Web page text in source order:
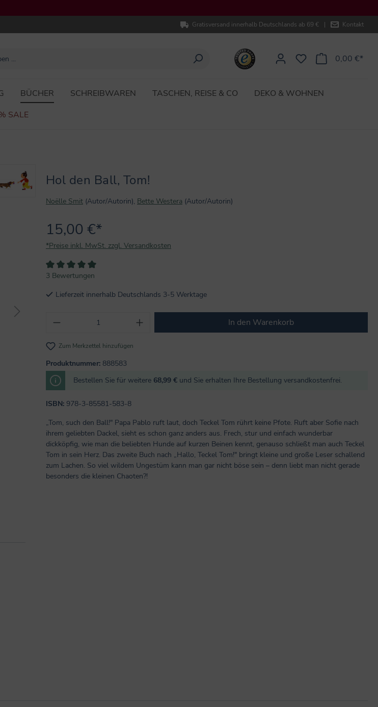
Gratisversand innerhalb Deutschlands ab 69 € | Kontakt
0,00 €*
BÜCHER SCHREIBWAREN TASCHEN, REISE & CO
DEKO & WOHNEN
SALE
Hol den Ball, Tom!
Noëlle Smit (Autor/Autorin), Bette Westera (Autor/Autorin)
15,00 €*
*Preise inkl. MwSt. zzgl. Versandkosten
Durchschnittliche Bewertung von 5 von 5 Sternen
3 Bewertungen
Lieferzeit innerhalb Deutschlands 3-5 Werktage
Produkt Anzahl: Gib den gewünschten Wert ein oder
In den Warenkorb
Zum Merkzettel hinzufügen
Produktnummer: 888583
Bestellen Sie für weitere 68,99 € und Sie erhalten Ihre Bestellung versandkostenfrei.
ISBN: 978-3-85581-583-8
„Tom, such den Ball!" Papa Pablo ruft laut, doch Teckel Tom rührt keine Pfote. Ruft aber Sofie nach
ihrem geliebten Dackel, sieht es schon ganz anders aus. Frech, stur und einfach wunderbar
dickköpfig, wie man die beliebten Hunde auf kurzen Beinen kennt, genauso schließt man auch Teckel
Tom in sein Herz. Das zweite Buch nach „Hallo, Teckel Tom!" bringt kleine und große Leser schallend
zum Lachen. So viel wildem Ungestüm kann man gar nicht böse sein – denn liebt man nicht gerade
besonders die kleinen Chaoten?!